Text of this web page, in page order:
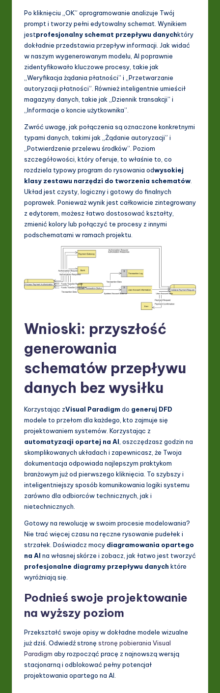
Po kliknięciu „OK” oprogramowanie analizuje Twój
prompt i tworzy pełni edytowalny schemat. Wynikiem
jestprofesjonalny schemat przepływu danychktóry
dokładnie przedstawia przepływ informacji. Jak widać
w naszym wygenerowanym modelu, AI poprawnie
zidentyfikowało kluczowe procesy, takie jak
„Weryfikacja żądania płatności” i „Przetwarzanie
autoryzacji płatności”. Również inteligentnie umieścił
magazyny danych, takie jak „Dziennik transakcji” i
„Informacje o koncie użytkownika”.
Zwróć uwagę, jak połączenia są oznaczone konkretnymi
typami danych, takimi jak „Żądanie autoryzacji” i
„Potwierdzenie przelewu środków”. Poziom
szczegółowości, który oferuje, to właśnie to, co
rozdziela typowy program do rysowania odwysokiej
klasy zestawu narzędzi do tworzenia schematów.
Układ jest czysty, logiczny i gotowy do finalnych
poprawek. Ponieważ wynik jest całkowicie zintegrowany
z edytorem, możesz łatwo dostosować kształty,
zmienić kolory lub połączyć te procesy z innymi
podschematami w ramach projektu.
Wnioski: przyszłość
generowania
schematów przepływu
danych bez wysiłku
Korzystając zVisual Paradigm do generuj DFD
modele to przełom dla każdego, kto zajmuje się
projektowaniem systemów. Korzystając z
automatyzacji opartej na AI , oszczędzasz godzin na
skomplikowanych układach i zapewnicasz, że Twoja
dokumentacja odpowiada najlepszym praktykom
branżowym już od pierwszego kliknięcia. To szybszy i
inteligentniejszy sposób komunikowania logiki systemu
zarówno dla odbiorców technicznych, jak i
nietechnicznych.
Gotowy na rewolucję w swoim procesie modelowania?
Nie trać więcej czasu na ręczne rysowanie pudełek i
strzałek. Doświadcz mocy diagramowania opartego
na AI na własnej skórze i zobacz, jak łatwo jest tworzyć
profesjonalne diagramy przepływu danych które
wyróżniają się.
Podnieś swoje projektowanie
na wyższy poziom
Przekształć swoje opisy w dokładne modele wizualne
już dziś. Odwiedź stronę stronę pobierania Visual
Paradigm aby rozpocząć pracę z najnowszą wersją
stacjonarną i odblokować pełny potencjał
projektowania opartego na AI.